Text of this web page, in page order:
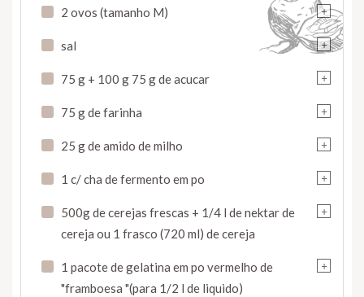
+
2 ovos (tamanho M)
+
sal
+
75 g + 100 g 75 g de acucar
+
75 g de farinha
+
25 g de amido de milho
+
1 c/ cha de fermento em po
+
500g de cerejas frescas + 1/4 l de nektar de
cereja ou 1 frasco (720 ml) de cereja
+
1 pacote de gelatina em po vermelho de
"framboesa "(para 1/2 l de liquido)